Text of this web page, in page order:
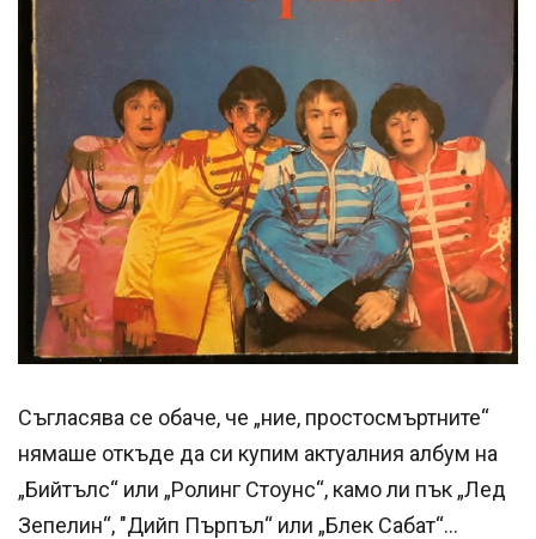
Съгласява се обаче, че „ние, простосмъртните“
нямаше откъде да си купим актуалния албум на
„Бийтълс“ или „Ролинг Стоунс“, камо ли пък „Лед
Зепелин“, "Дийп Пърпъл“ или „Блек Сабат“...